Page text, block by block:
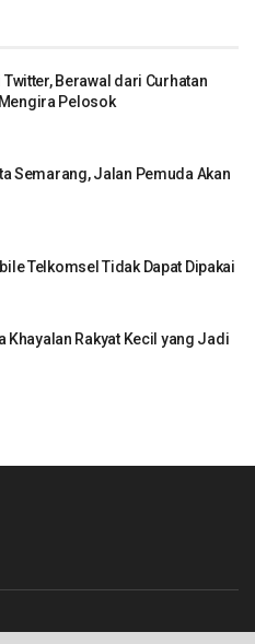
Berawal dari Curhatan
Pelosok
Semarang, Jalan Pemuda Akan
Telkomsel Tidak Dapat Dipakai
Khayalan Rakyat Kecil yang Jadi